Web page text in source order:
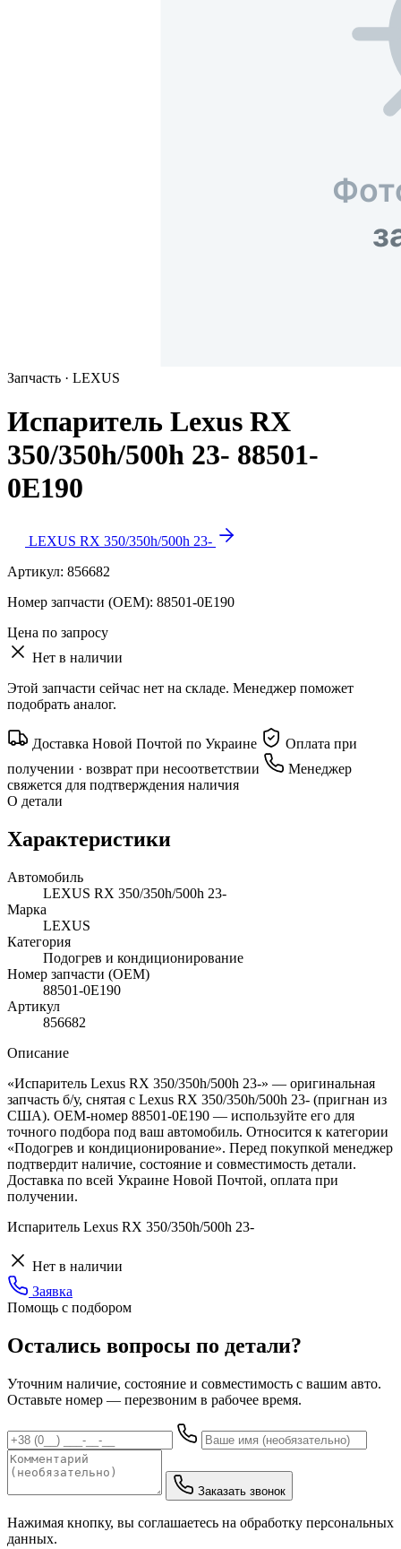
Запчасть · LEXUS
Испаритель Lexus RX
350/350h/500h 23- 88501-
0E190
LEXUS RX 350/350h/500h 23-
Артикул: 856682
Номер запчасти (OEM): 88501-0E190
Цена по запросу
Нет в наличии
Этой запчасти сейчас нет на складе. Менеджер поможет
подобрать аналог.
Доставка Новой Почтой по Украине
Оплата при
получении · возврат при несоответствии
Менеджер
свяжется для подтверждения наличия
О детали
Характеристики
Автомобиль
LEXUS RX 350/350h/500h 23-
Марка
LEXUS
Категория
Подогрев и кондиционирование
Номер запчасти (OEM)
88501-0E190
Артикул
856682
Описание
«Испаритель Lexus RX 350/350h/500h 23-» — оригинальная
запчасть б/у, снятая с Lexus RX 350/350h/500h 23- (пригнан из
США). OEM-номер 88501-0E190 — используйте его для
точного подбора под ваш автомобиль. Относится к категории
«Подогрев и кондиционирование». Перед покупкой менеджер
подтвердит наличие, состояние и совместимость детали.
Доставка по всей Украине Новой Почтой, оплата при
получении.
Испаритель Lexus RX 350/350h/500h 23-
Нет в наличии
Заявка
Помощь с подбором
Остались вопросы по детали?
Уточним наличие, состояние и совместимость с вашим авто.
Оставьте номер — перезвоним в рабочее время.
Заказать звонок
Нажимая кнопку, вы соглашаетесь на обработку персональных
данных.